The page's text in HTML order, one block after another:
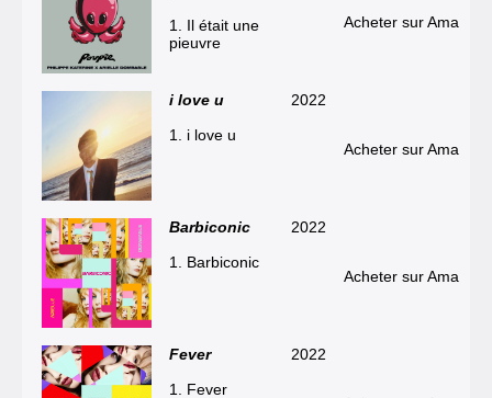
1. Il était une
pieuvre
Acheter sur Amazon
i love u
1. i love u
2022
Acheter sur Amazon
Barbiconic
1. Barbiconic
2022
Acheter sur Amazon
Fever
1. Fever
2022